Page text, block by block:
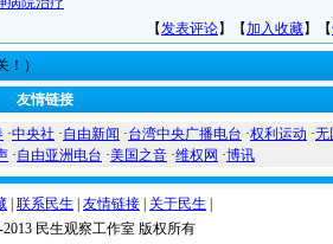
【发表评论】【加入收藏】【
）
友情链接
·中央社 ·自由新闻 ·台湾中央广播电台 ·权利运动 ·无
·自由亚洲电台 ·美国之音 ·维权网 ·博讯
联系民生 友情链接 关于民生
2013 民生观察工作室 版权所有